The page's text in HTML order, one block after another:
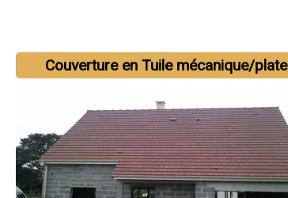
Couverture en Tuile mécanique/plate